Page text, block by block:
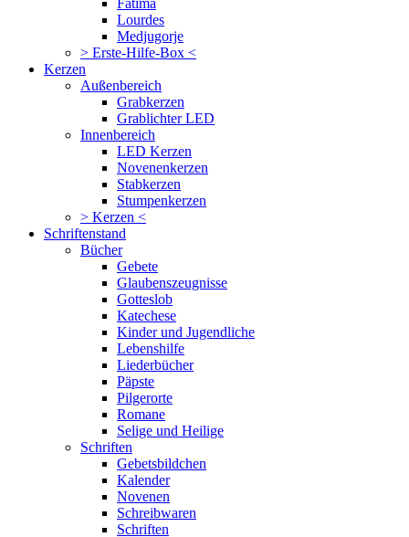
Fatima
Lourdes
Medjugorje
> Erste-Hilfe-Box <
Kerzen
Außenbereich
Grabkerzen
Grablichter LED
Innenbereich
LED Kerzen
Novenenkerzen
Stabkerzen
Stumpenkerzen
> Kerzen <
Schriftenstand
Bücher
Gebete
Glaubenszeugnisse
Gotteslob
Katechese
Kinder und Jugendliche
Lebenshilfe
Liederbücher
Päpste
Pilgerorte
Romane
Selige und Heilige
Schriften
Gebetsbildchen
Kalender
Novenen
Schreibwaren
Schriften